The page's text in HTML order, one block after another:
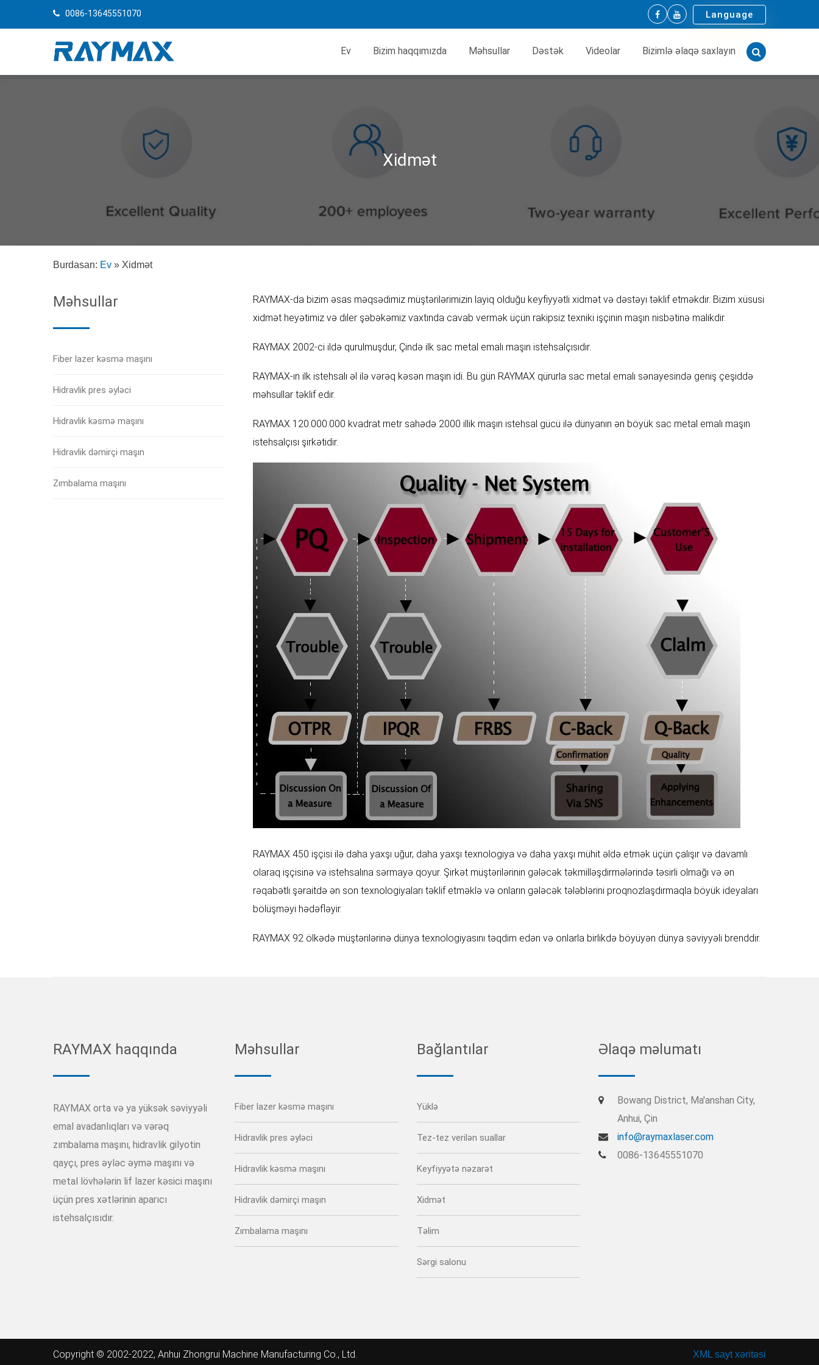
0086-13645551070 Language
Ev Bizim haqqımızda Məhsullar Dəstək Videolar Bizimlə əlaqə saxlayın
Xidmət
Burdasan: Ev » Xidmət
Məhsullar
Fiber lazer kəsmə maşını
Hidravlik pres əyləci
Hidravlik kəsmə maşını
Hidravlik dəmirçi maşın
Zımbalama maşını
RAYMAX-da bizim əsas məqsədimiz müştərilərimizin layiq olduğu keyfiyyətli xidmət və dəstəyi təklif etməkdir. Bizim xüsusi
xidmət heyətimiz və diler şəbəkəmiz vaxtında cavab vermək üçün rakipsiz texniki işçinin maşın nisbətinə malikdir.
RAYMAX 2002-ci ildə qurulmuşdur, Çində ilk sac metal emalı maşın istehsalçısıdır.
RAYMAX-ın ilk istehsalı əl ilə vərəq kəsən maşın idi. Bu gün RAYMAX qürurla sac metal emalı sənayesində geniş çeşiddə
məhsullar təklif edir.
RAYMAX 120.000.000 kvadrat metr sahədə 2000 illik maşın istehsal gücü ilə dünyanın ən böyük sac metal emalı maşın
istehsalçısı şirkətidir.
RAYMAX 450 işçisi ilə daha yaxşı uğur, daha yaxşı texnologiya və daha yaxşı mühit əldə etmək üçün çalışır və davamlı
olaraq işçisinə və istehsalına sərmayə qoyur. Şirkət müştərilərinin gələcək təkmilləşdirmələrində təsirli olmağı və ən
rəqabətli şəraitdə ən son texnologiyaları təklif etməklə və onların gələcək tələblərini proqnozlaşdırmaqla böyük ideyaları
bölüşməyi hədəfləyir.
RAYMAX 92 ölkədə müştərilərinə dünya texnologiyasını təqdim edən və onlarla birlikdə böyüyən dünya səviyyəli brenddir.
RAYMAX haqqında
RAYMAX orta və ya yüksək səviyyəli
emal avadanlıqları və vərəq
zımbalama maşını, hidravlik gilyotin
qayçı, pres əyləc əymə maşını və
metal lövhələrin lif lazer kəsici maşını
üçün pres xətlərinin aparıcı
istehsalçısıdır.
Məhsullar
Fiber lazer kəsmə maşını
Hidravlik pres əyləci
Hidravlik kəsmə maşını
Hidravlik dəmirçi maşın
Zımbalama maşını
Bağlantılar
Yüklə
Tez-tez verilən suallar
Keyfiyyətə nəzarət
Xidmət
Təlim
Sərgi salonu
Əlaqə məlumatı
Bowang District, Ma'anshan City,
Anhui, Çin
info@raymaxlaser.com
0086-13645551070
Copyright © 2002-2022, Anhui Zhongrui Machine Manufacturing Co., Ltd. XML sayt xəritəsi